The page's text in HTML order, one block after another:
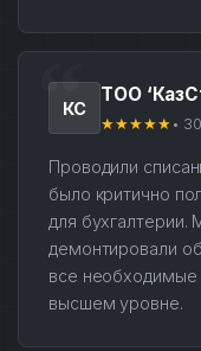
КС
ТОО
★★★★★ •
Проводили
было критично
для бухгалтерии.
демонтировали
все необходимые
высшем уровне.